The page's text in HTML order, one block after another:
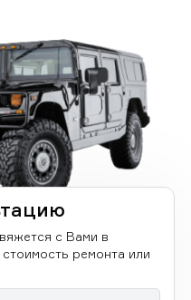
с Вами в
стоимость ремонта или